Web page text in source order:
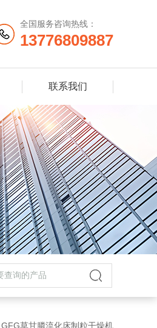
全国服务咨询热线：
13776809887
联系我们
草甘膦流化床制粒干燥机